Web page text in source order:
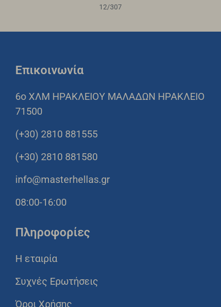
12/307
Επικοινωνία
6o ΧΛΜ ΗΡΑΚΛΕΙΟΥ ΜΑΛΑΔΩΝ ΗΡΑΚΛΕΙΟ
71500
(+30) 2810 881555
(+30) 2810 881580
info@masterhellas.gr
08:00-16:00
Πληροφορίες
Η εταιρία
Συχνές Ερωτήσεις
Όροι Χρήσης